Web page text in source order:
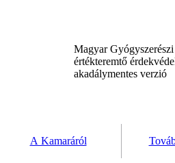
Magyar
értékteremtő
akadálymentes verzió
A Kamaráról